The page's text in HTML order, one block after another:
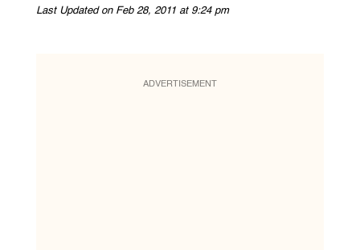
Last Updated on Feb 28, 2011 at 9:24 pm
ADVERTISEMENT